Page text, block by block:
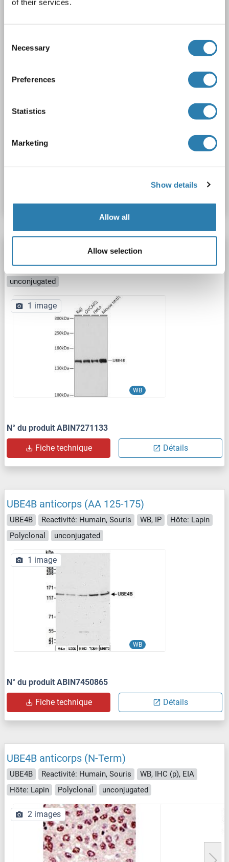
of their services.
Selection
Necessary
Preferences
Statistics
Marketing
Show details
Allow all
Allow selection
Polyclonal
unconjugated
1 image
UBE4B anticorps (AA 130-250)
UBE4B Reactivité: Humain WB Hôte: Lapin
Polyclonal
unconjugated
WB
1 image
N° du produit ABIN7271133
Fiche technique Détails
UBE4B anticorps (AA 125-175)
UBE4B Reactivité: Humain, Souris WB, IP
Hôte: Lapin
Polyclonal
unconjugated
WB
1 image
N° du produit ABIN7450865
Fiche technique Détails
UBE4B anticorps (N-Term)
UBE4B Reactivité: Humain, Souris
WB, IHC (p), EIA
Hôte: Lapin
Polyclonal unconjugated
2 images